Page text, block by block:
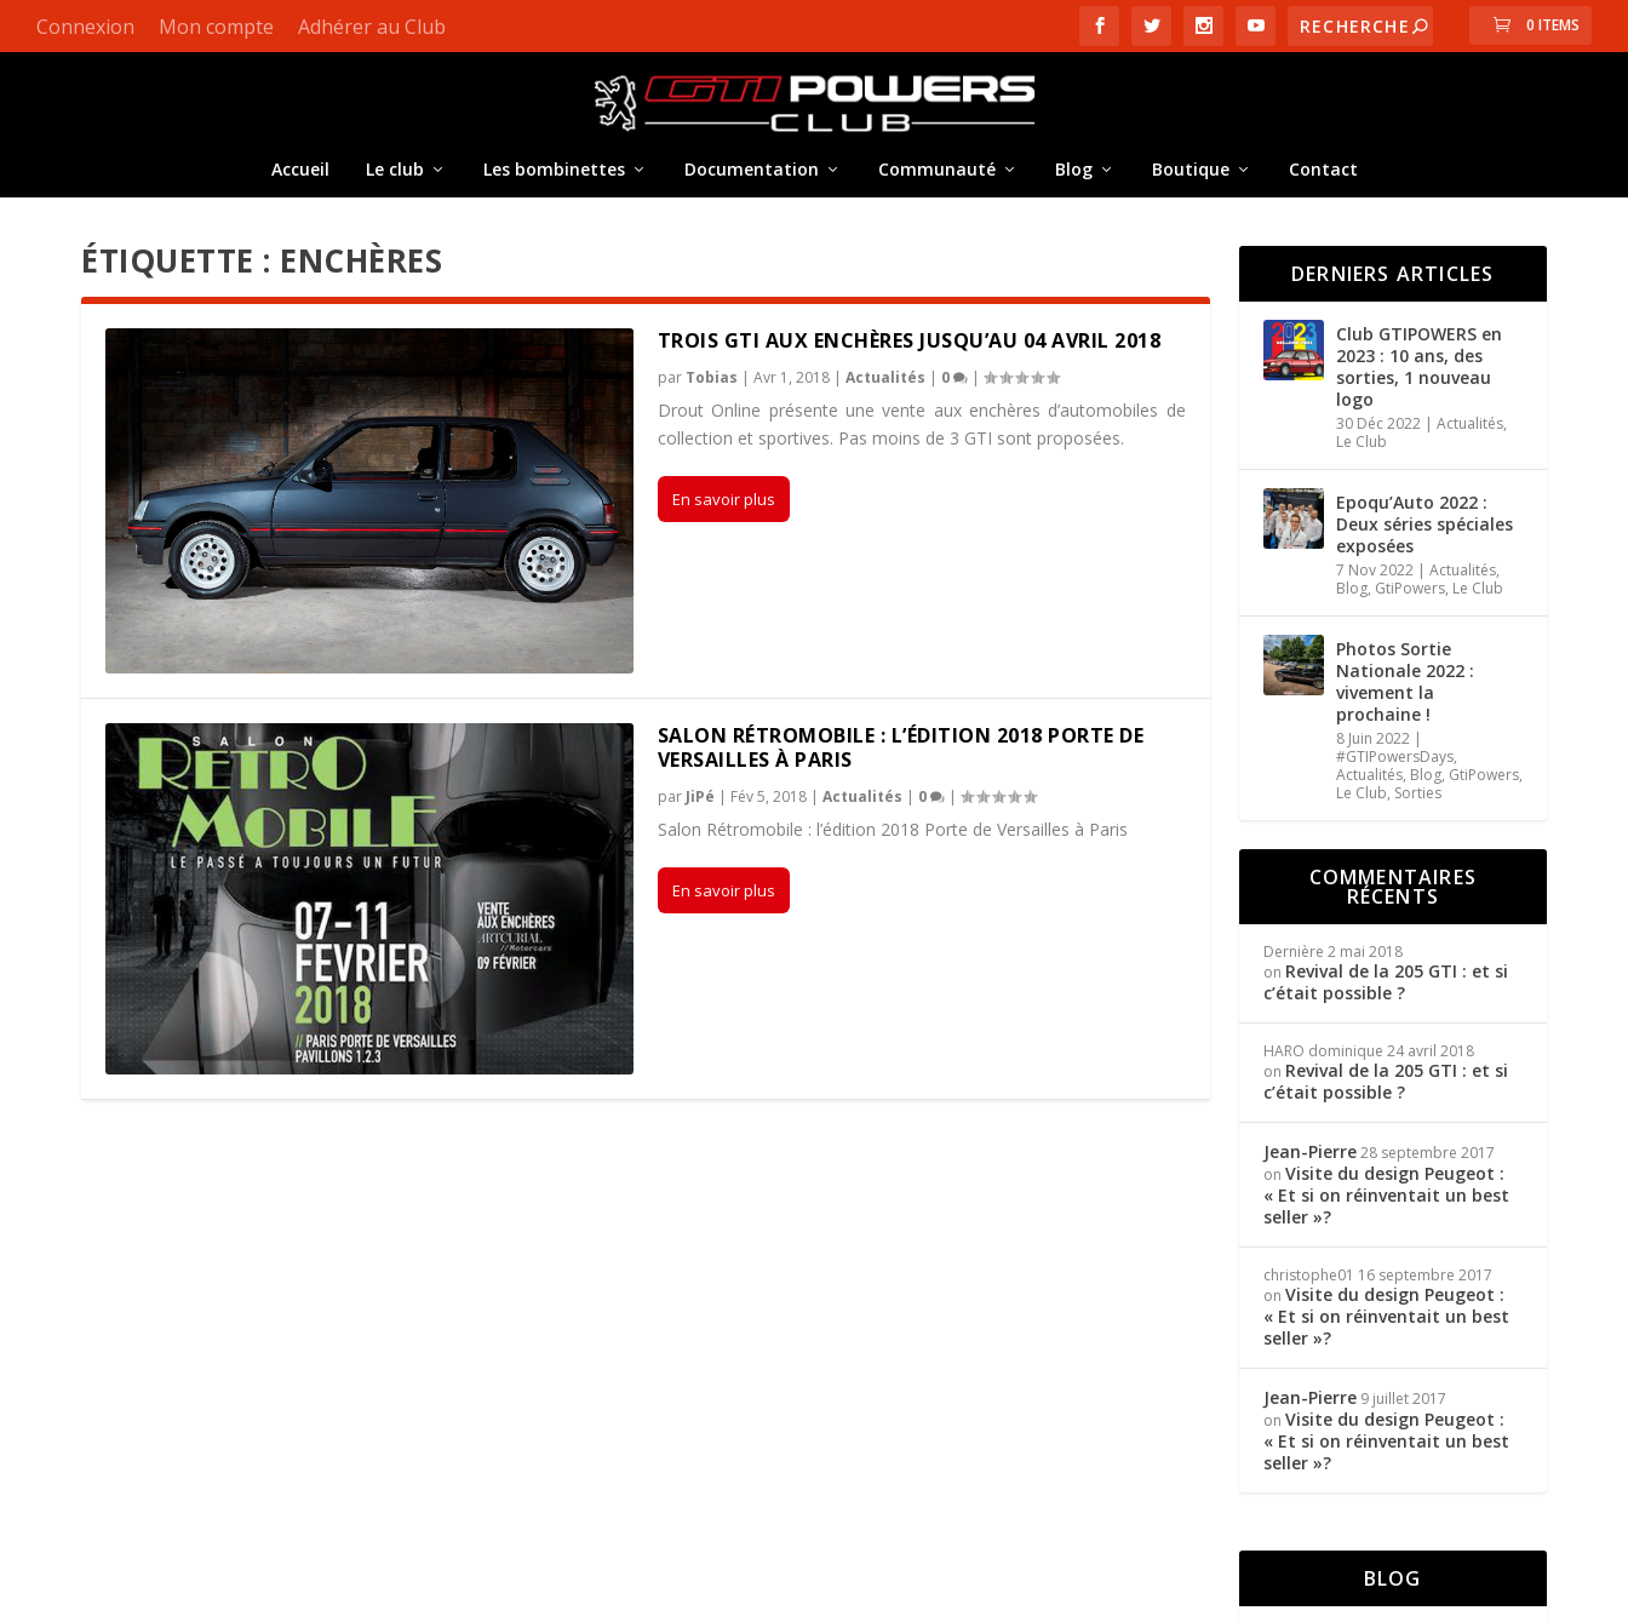
Connexion Mon compte Adhérer au Club 0 ITEMS
Accueil Le club Les bombinettes Documentation Communauté Blog Boutique Contact
ÉTIQUETTE : ENCHÈRES
TROIS GTI AUX ENCHÈRES JUSQU’AU 04 AVRIL 2018
par Tobias | Avr 1, 2018| Actualités | 0 |
Drout Online présente une vente aux enchères d’automobiles de
collection et sportives. Pas moins de 3 GTI sont proposées.
En savoir plus
SALON RÉTROMOBILE : L’ÉDITION 2018 PORTE DE
VERSAILLES À PARIS
par JiPé | Fév 5, 2018| Actualités | 0 |
Salon Rétromobile : l’édition 2018 Porte de Versailles à Paris
En savoir plus
DERNIERS ARTICLES
Club GTIPOWERS en
2023 : 10 ans, des
sorties, 1 nouveau
logo
30 Déc 2022| Actualités,
Le Club
Epoqu’Auto 2022 :
Deux séries spéciales
exposées
7 Nov 2022| Actualités,
Blog, GtiPowers, Le Club
Photos Sortie
Nationale 2022 :
vivement la
prochaine !
8 Juin 2022|
#GTIPowersDays,
Actualités, Blog, GtiPowers,
Le Club, Sorties
COMMENTAIRES
RÉCENTS
Dernière 2 mai 2018
on Revival de la 205 GTI : et si
c’était possible ?
HARO dominique 24 avril 2018
on Revival de la 205 GTI : et si
c’était possible ?
Jean-Pierre28 septembre 2017
on Visite du design Peugeot :
« Et si on réinventait un best
seller »?
christophe01 16 septembre 2017
on Visite du design Peugeot :
« Et si on réinventait un best
seller »?
Jean-Pierre 9 juillet 2017
on Visite du design Peugeot :
« Et si on réinventait un best
seller »?
BLOG